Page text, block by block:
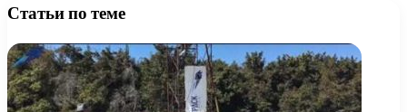
Статьи по теме